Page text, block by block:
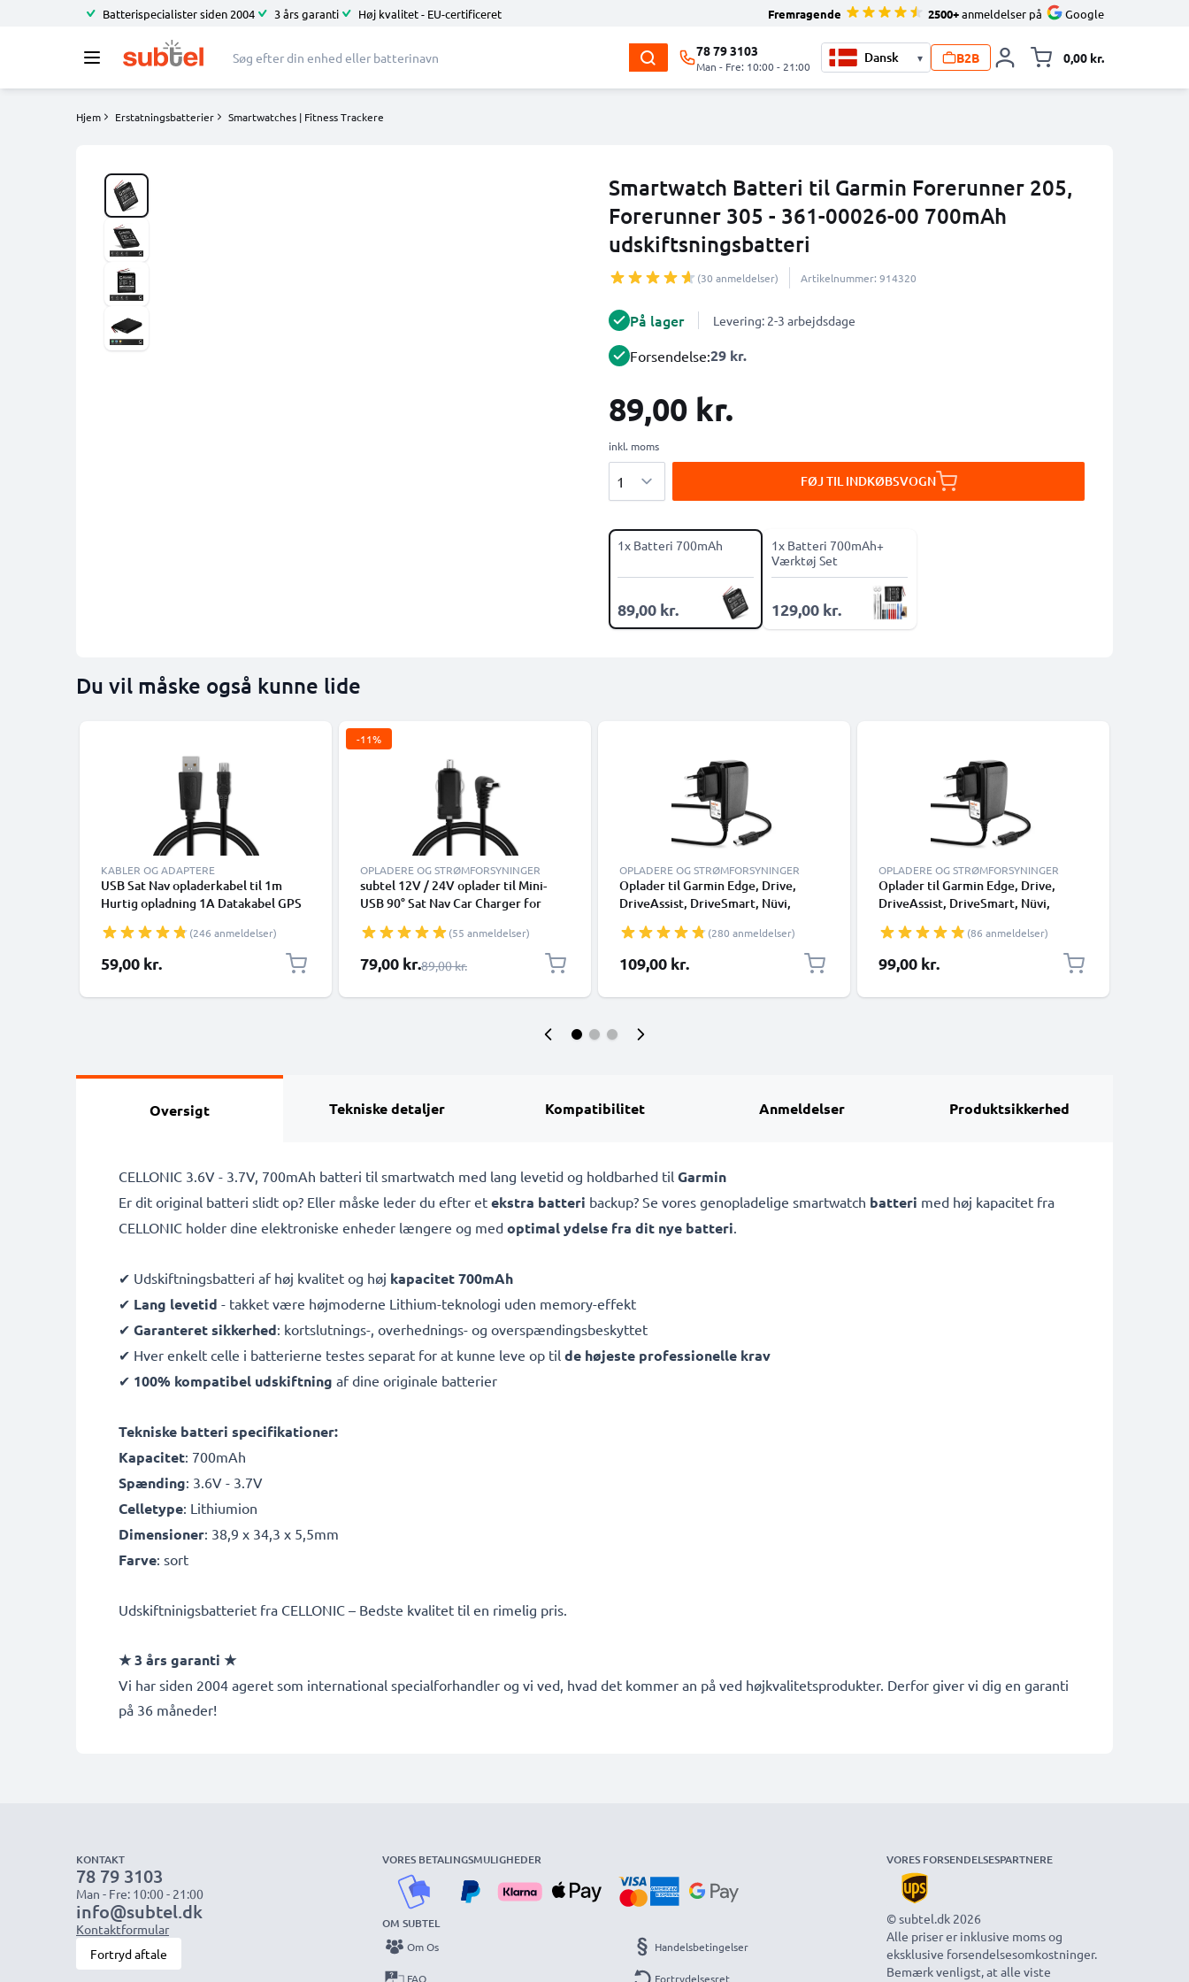
Batterispecialister siden 2004 3 års garanti Høj kvalitet - EU-certificeret Fremragende 2500+anmeldelser på Google
78 79 3103
Man - Fre: 10:00 - 21:00
▾ B2B 0,00 kr.
Hjem Erstatningsbatterier Smartwatches | Fitness Trackere
Smartwatch Batteri til Garmin Forerunner 205,
Forerunner 305 - 361-00026-00 700mAh
udskiftsningsbatteri
(30 anmeldelser) Artikelnummer: 914320
På lager Levering: 2-3 arbejdsdage
Forsendelse:29 kr.
89,00 kr.
inkl. moms
FØJ TIL INDKØBSVOGN
1x Batteri 700mAh
89,00 kr.
1x Batteri 700mAh+
Værktøj Set
129,00 kr.
Du vil måske også kunne lide
KABLER OG ADAPTERE
USB Sat Nav opladerkabel til 1m
Hurtig opladning 1A Datakabel GPS
(246 anmeldelser)
59,00 kr.
-11%
OPLADERE OG STRØMFORSYNINGER
subtel 12V / 24V oplader til Mini-
USB 90° Sat Nav Car Charger for
DriveSmart Nüvi Oregon eTrex
GPSMAP 1A GPS Cigarette Lighter
Adapter m/ 1.1m oplader til bil
(55 anmeldelser)
Særlig pris
79,00 kr.Almindelig pris
89,00 kr.
OPLADERE OG STRØMFORSYNINGER
Oplader til Garmin Edge, Drive,
DriveAssist, DriveSmart, Nüvi,
1000mA Med indbygget
opladningskabel 1.1m
(280 anmeldelser)
109,00 kr.
OPLADERE OG STRØMFORSYNINGER
Oplader til Garmin Edge, Drive,
DriveAssist, DriveSmart, Nüvi,
2000mA Med indbygget
opladningskabel 1,2m
(86 anmeldelser)
99,00 kr.
Oversigt Tekniske detaljer Kompatibilitet Anmeldelser Produktsikkerhed
CELLONIC 3.6V - 3.7V, 700mAh batteri til smartwatch med lang levetid og holdbarhed til Garmin
Er dit original batteri slidt op? Eller måske leder du efter et ekstra batteri backup? Se vores genopladelige smartwatch batteri med høj kapacitet fra
CELLONIC holder dine elektroniske enheder længere og med optimal ydelse fra dit nye batteri.
✔ Udskiftningsbatteri af høj kvalitet og høj kapacitet 700mAh
✔ Lang levetid - takket være højmoderne Lithium-teknologi uden memory-effekt
✔ Garanteret sikkerhed: kortslutnings-, overhednings- og overspændingsbeskyttet
✔ Hver enkelt celle i batterierne testes separat for at kunne leve op til de højeste professionelle krav
✔ 100% kompatibel udskiftning af dine originale batterier
Tekniske batteri specifikationer:
Kapacitet: 700mAh
Spænding: 3.6V - 3.7V
Celletype: Lithiumion
Dimensioner: 38,9 x 34,3 x 5,5mm
Farve: sort
Udskiftninigsbatteriet fra CELLONIC – Bedste kvalitet til en rimelig pris.
★ 3 års garanti ★
Vi har siden 2004 ageret som international specialforhandler og vi ved, hvad det kommer an på ved højkvalitetsprodukter. Derfor giver vi dig en garanti
på 36 måneder!
KONTAKT
78 79 3103
Man - Fre: 10:00 - 21:00
info@subtel.dk
Kontaktformular
Fortryd aftale
VORES BETALINGSMULIGHEDER
OM SUBTEL
Om Os
FAQ
Handelsbetingelser
Fortrydelsesret
VORES FORSENDELSESPARTNERE
© subtel.dk 2026
Alle priser er inklusive moms og
eksklusive forsendelsesomkostninger.
Bemærk venligst, at alle viste